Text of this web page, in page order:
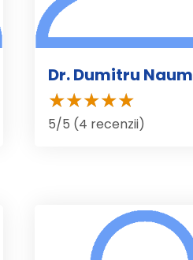
Dr. Dumitru Naum
5/5 (4 recenzii)